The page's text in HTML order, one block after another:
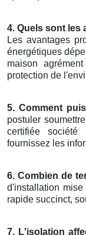
4. Quels sont les
Les avantages
énergétiques
maison
protection de
5. Comment
postuler
certifiée
fournissez les
6. Combien de
d'installation
rapide succinct,
7. L'isolation